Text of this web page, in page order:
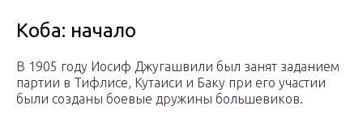
Коба: начало
В 1905 году Иосиф Джугашвили был занят заданием
партии в Тифлисе, Кутаиси и Баку при его участии
были созданы боевые дружины большевиков.